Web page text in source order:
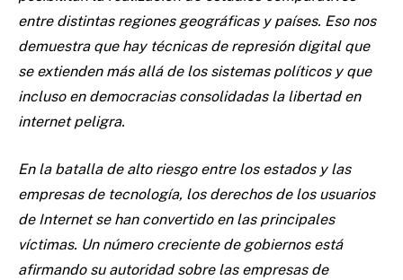
entre distintas regiones geográficas y países. Eso nos
demuestra que hay técnicas de represión digital que
se extienden más allá de los sistemas políticos y que
incluso en democracias consolidadas la libertad en
internet peligra.
En la batalla de alto riesgo entre los estados y las
empresas de tecnología, los derechos de los usuarios
de Internet se han convertido en las principales
víctimas. Un número creciente de gobiernos está
afirmando su autoridad sobre las empresas de